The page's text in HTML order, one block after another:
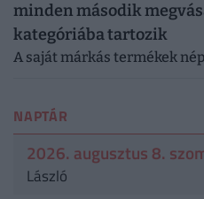
minden második
kategóriába tartozik
A saját márkás termékek
NAPTÁR
2026. augusztus 8.
László